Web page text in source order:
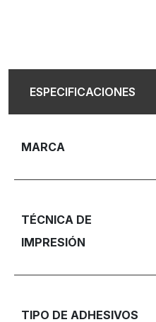
ESPECIFICACIONES
MARCA
TÉCNICA DE
IMPRESIÓN
TIPO DE ADHESIVOS